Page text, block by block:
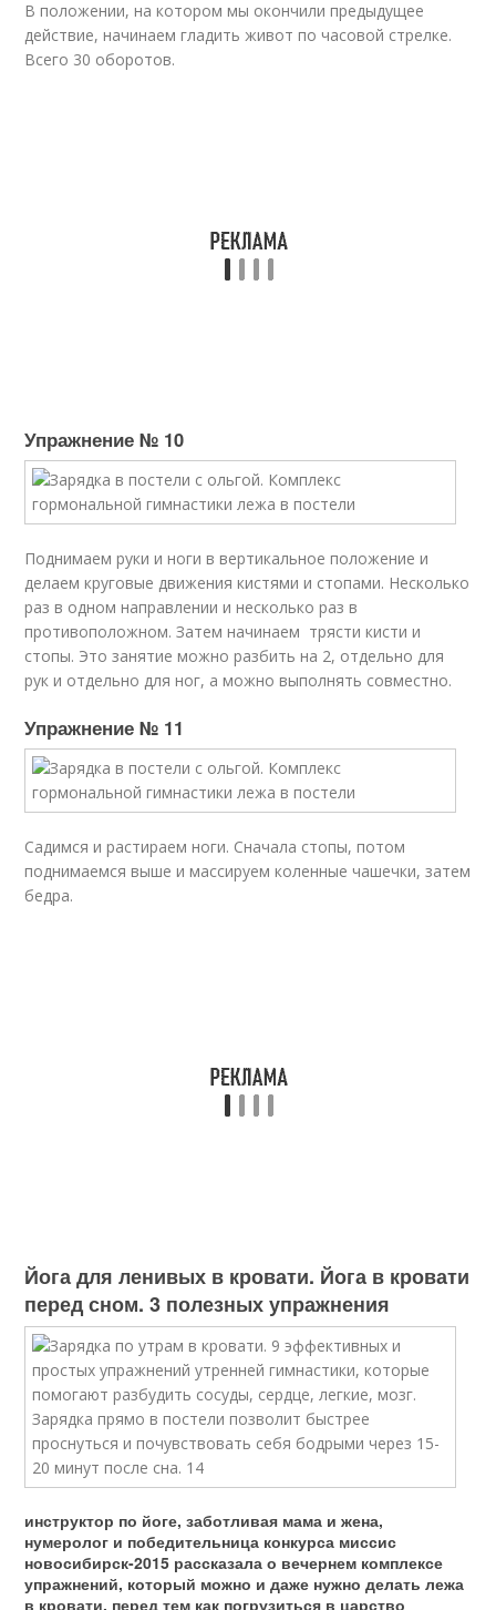
В положении, на котором мы окончили предыдущее
действие, начинаем гладить живот по часовой стрелке.
Всего 30 оборотов.
Упражнение № 10
Поднимаем руки и ноги в вертикальное положение и
делаем круговые движения кистями и стопами. Несколько
раз в одном направлении и несколько раз в
противоположном. Затем начинаем трясти кисти и
стопы. Это занятие можно разбить на 2, отдельно для
рук и отдельно для ног, а можно выполнять совместно.
Упражнение № 11
Садимся и растираем ноги. Сначала стопы, потом
поднимаемся выше и массируем коленные чашечки, затем
бедра.
Йога для ленивых в кровати. Йога в кровати
перед сном. 3 полезных упражнения
инструктор по йоге, заботливая мама и жена,
нумеролог и победительница конкурса миссис
новосибирск-2015 рассказала о вечернем комплексе
упражнений, который можно и даже нужно делать лежа
в кровати, перед тем как погрузиться в царство